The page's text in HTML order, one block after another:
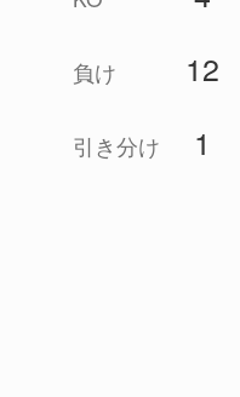
負け 12
引き分け 1